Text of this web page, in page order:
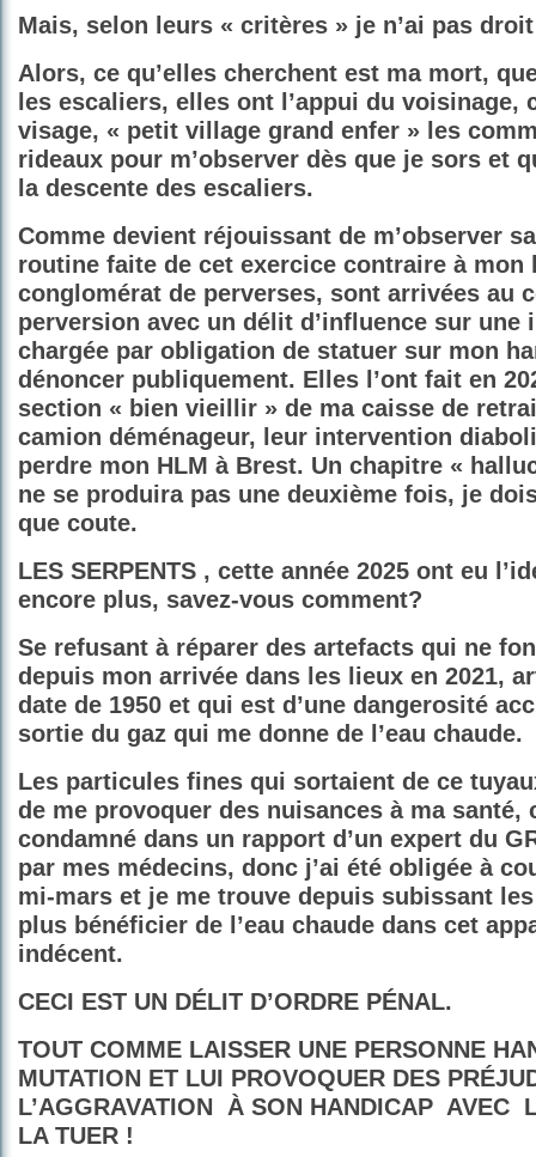
Mais, selon leurs « critères » je n’ai pas
Alors, ce qu’elles cherchent est ma mort,
les escaliers, elles ont l’appui du voisinage,
visage, « petit village grand enfer » les
rideaux pour m’observer dès que je sors et
la descente des escaliers.
Comme devient réjouissant de m’observer
routine faite de cet exercice contraire à mon
conglomérat de perverses, sont arrivées au
perversion avec un délit d’influence sur une
chargée par obligation de statuer sur mon
dénoncer publiquement. Elles l’ont fait en
section « bien vieillir » de ma caisse de
camion déménageur, leur intervention
perdre mon HLM à Brest. Un chapitre «
ne se produira pas une deuxième fois, je
que coute.
LES SERPENTS , cette année 2025 ont eu
encore plus, savez-vous comment?
Se refusant à réparer des artefacts qui ne
depuis mon arrivée dans les lieux en 2021,
date de 1950 et qui est d’une dangerosité
sortie du gaz qui me donne de l’eau chaude.
Les particules fines qui sortaient de ce
de me provoquer des nuisances à ma santé,
condamné dans un rapport d’un expert du
par mes médecins, donc j’ai été obligée à
mi-mars et je me trouve depuis subissant
plus bénéficier de l’eau chaude dans cet
indécent.
CECI EST UN DÉLIT D’ORDRE PÉNAL.
TOUT COMME LAISSER UNE PERSONNE
MUTATION ET LUI PROVOQUER DES
L’AGGRAVATION
À SON HANDICAP AVEC
LA TUER !